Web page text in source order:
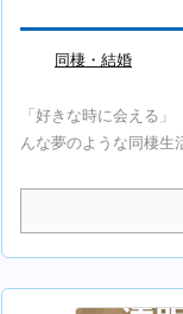
同棲・結婚
「好きな時に会える
んな夢のような同棲生